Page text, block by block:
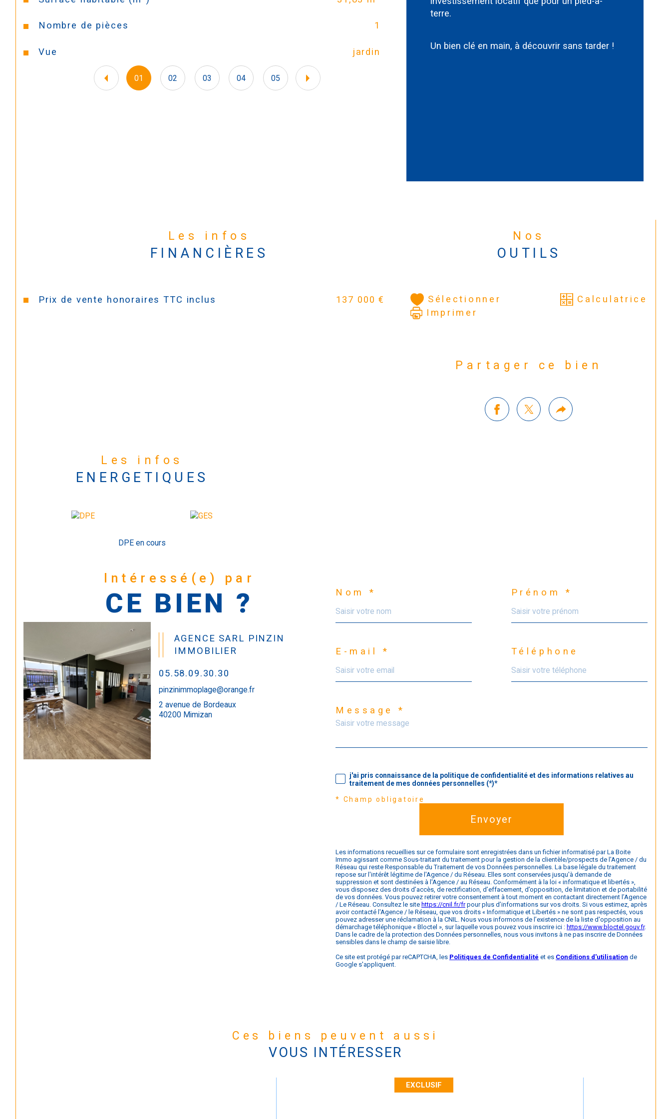
Nombre de pièces 1
Vue jardin Mode de chauffage
01 02 03 04 05
terre.
Un bien clé en main, à découvrir sans tarder !
Les infos
FINANCIÈRES
Prix de vente honoraires TTC inclus 137 000 €
Nos
OUTILS
Sélectionner
Calculatrice
Imprimer
Partager ce bien
Les infos
ENERGETIQUES
DPE en cours
Intéressé(e) par
CE BIEN ?
AGENCE SARL PINZIN
IMMOBILIER
05.58.09.30.30
pinzinimmoplage@orange.fr
2 avenue de Bordeaux
40200 Mimizan
Nom * Prénom *
E-mail * Téléphone
Message *
j'ai pris connaissance de la politique de confidentialité et des informations relatives au
traitement de mes données personnelles (*)*
* Champ obligatoire
Envoyer
Les informations recueillies sur ce formulaire sont enregistrées dans un fichier informatisé par La Boite
Immo agissant comme Sous-traitant du traitement pour la gestion de la clientèle/prospects de l'Agence / du
Réseau qui reste Responsable du Traitement de vos Données personnelles. La base légale du traitement
repose sur l'intérêt légitime de l'Agence / du Réseau. Elles sont conservées jusqu'à demande de
suppression et sont destinées à l'Agence / au Réseau. Conformément à la loi « informatique et libertés »,
vous disposez des droits d’accès, de rectification, d’effacement, d’opposition, de limitation et de portabilité
de vos données. Vous pouvez retirer votre consentement à tout moment en contactant directement l’Agence
/ Le Réseau. Consultez le site https://cnil.fr/frpour plus d’informations sur vos droits. Si vous estimez, après
avoir contacté l'Agence / le Réseau, que vos droits « Informatique et Libertés » ne sont pas respectés, vous
pouvez adresser une réclamation à la CNIL. Nous vous informons de l’existence de la liste d'opposition au
démarchage téléphonique « Bloctel », sur laquelle vous pouvez vous inscrire ici : https://www.bloctel.gouv.fr.
Dans le cadre de la protection des Données personnelles, nous vous invitons à ne pas inscrire de Données
sensibles dans le champ de saisie libre.
Ce site est protégé par reCAPTCHA, les Politiques de Confidentialité et es Conditions d'utilisation de
Google s'appliquent.
Ces biens peuvent aussi
VOUS INTÉRESSER
EXCLUSIF